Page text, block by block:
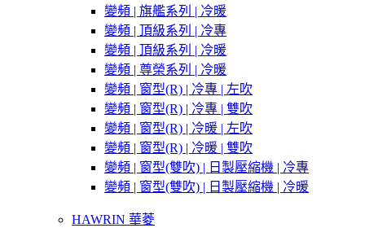
變頻 | 旗艦系列 | 冷暖
變頻 | 頂級系列 | 冷專
變頻 | 頂級系列 | 冷暖
變頻 | 尊榮系列 | 冷暖
變頻 | 窗型(R) | 冷專 | 左吹
變頻 | 窗型(R) | 冷專 | 雙吹
變頻 | 窗型(R) | 冷暖 | 左吹
變頻 | 窗型(R) | 冷暖 | 雙吹
變頻 | 窗型(雙吹) | 日製壓縮機 | 冷專
變頻 | 窗型(雙吹) | 日製壓縮機 | 冷暖
HAWRIN 華菱